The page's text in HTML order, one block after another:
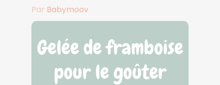
Par Babymoov
Gelée de framboise
pour le goûter